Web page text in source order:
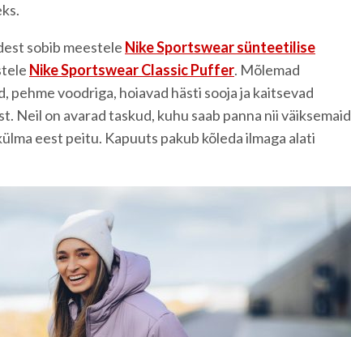
sobib meestele Nike Sportswear sünteetilise
Nike Sportswear Classic Puffer. Mõlemad
pehme voodriga, hoiavad hästi sooja ja kaitsevad
Neil on avarad taskud, kuhu saab panna nii väiksemaid
eest peitu. Kapuuts pakub kõleda ilmaga alati